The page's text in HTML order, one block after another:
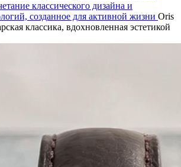
классического дизайна и
созданное для активной жизни Oris
классика, вдохновленная эстетикой